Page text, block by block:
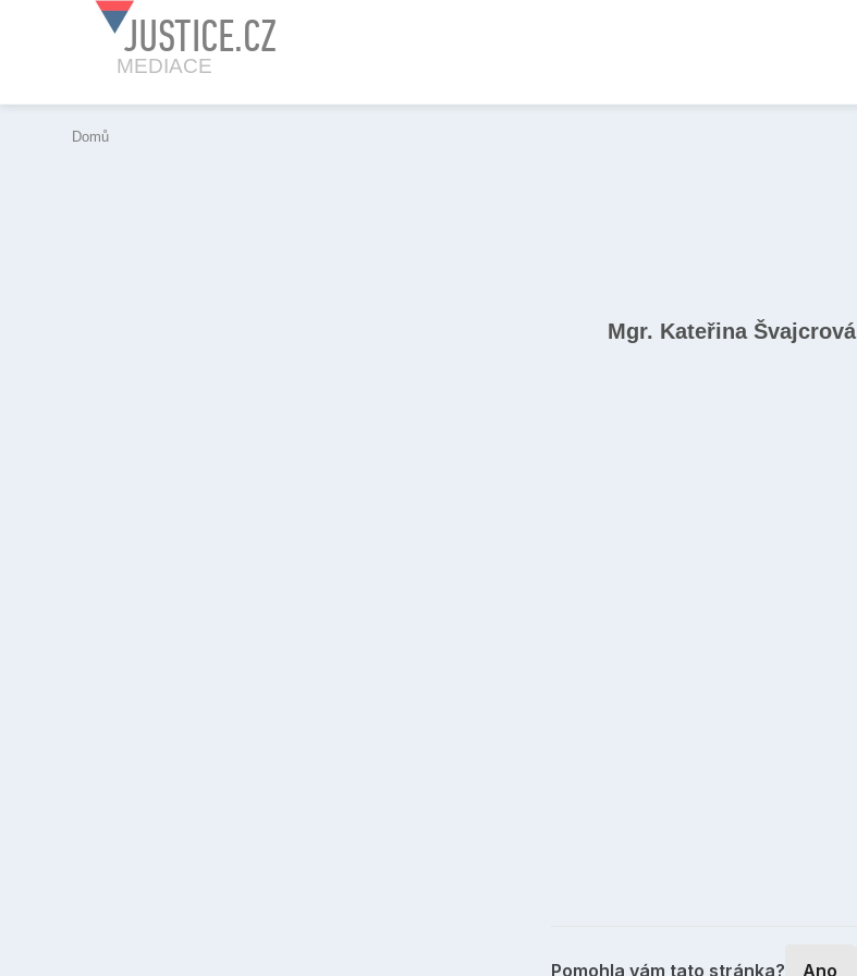
JUSTICE.CZ
MEDIACE
Domů
Mgr. Kateřina Švajcrová
Pomohla vám tato stránka? Ano